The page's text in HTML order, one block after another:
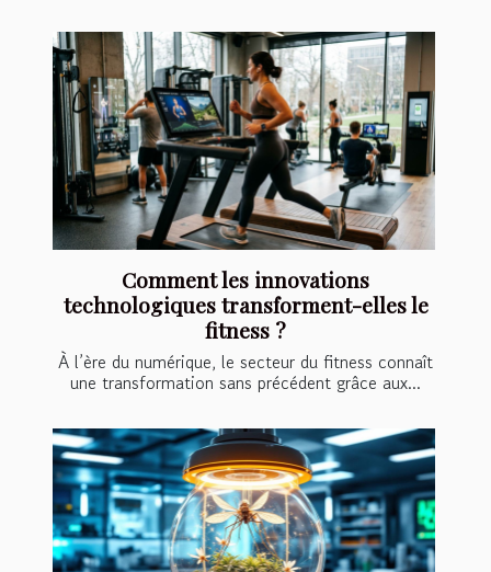
Comment les innovations
technologiques transforment-elles le
fitness ?
À l’ère du numérique, le secteur du fitness connaît
une transformation sans précédent grâce aux...